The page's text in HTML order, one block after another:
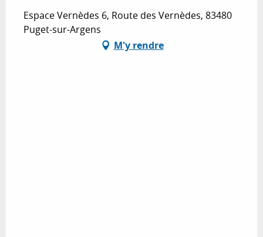
Espace Vernèdes 6, Route des Vernèdes, 83480
Puget-sur-Argens
M'y rendre